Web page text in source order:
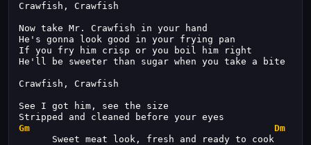
Crawfish, Crawfish
Now take Mr. Crawfish in your hand
He's gonna look good in your frying pan
If you fry him crisp or you boil him right
He'll be sweeter than sugar when you take a bite
Crawfish, Crawfish
See I got him, see the size
Stripped and cleaned before your eyes
Gm
Dm
Sweet meat look, fresh and ready to cook